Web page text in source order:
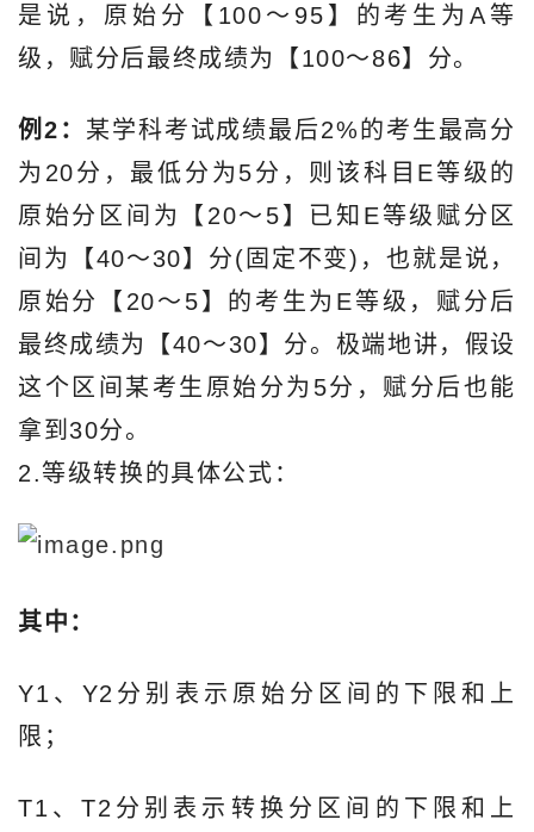
是说，原始分【100～95】的考生为A等
级，赋分后最终成绩为【100～86】分。
例2： 某学科考试成绩最后2%的考生最高分
为20分，最低分为5分，则该科目E等级的
原始分区间为【20～5】已知E等级赋分区
间为【40～30】分(固定不变)，也就是说，
原始分【20～5】的考生为E等级，赋分后
最终成绩为【40～30】分。极端地讲，假设
这个区间某考生原始分为5分，赋分后也能
拿到30分。
2.等级转换的具体公式：
其中：
Y1、Y2分别表示原始分区间的下限和上
限；
T1、T2分别表示转换分区间的下限和上